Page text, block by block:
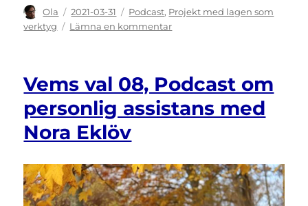
Författare
Ola
Publicerat
den
2021-03-31 Kategorier
Podcast, Projekt med lagen som
verktyg
Lämna en kommentartill
Podcast
politisk
assistans
med
Magnus
Vems val 08, Podcast om
personlig assistans med
Nora Eklöv